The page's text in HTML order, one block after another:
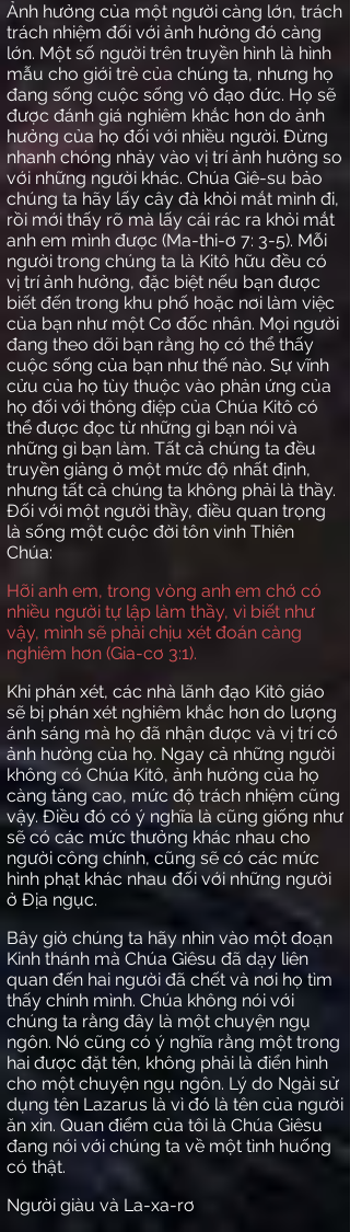
Ảnh hưởng của một người càng lớn, trách
trách nhiệm đối với ảnh hưởng đó càng
lớn. Một số người trên truyền hình là hình
mẫu cho giới trẻ của chúng ta, nhưng họ
đang sống cuộc sống vô đạo đức. Họ sẽ
được đánh giá nghiêm khắc hơn do ảnh
hưởng của họ đối với nhiều người. Đừng
nhanh chóng nhảy vào vị trí ảnh hưởng so
với những người khác. Chúa Giê-su bảo
chúng ta hãy lấy cây đà khỏi mắt mình đi,
rồi mới thấy rõ mà lấy cái rác ra khỏi mắt
anh em mình được (Ma-thi-ơ 7: 3-5). Mỗi
người trong chúng ta là Kitô hữu đều có
vị trí ảnh hưởng, đặc biệt nếu bạn được
biết đến trong khu phố hoặc nơi làm việc
của bạn như một Cơ đốc nhân. Mọi người
đang theo dõi bạn rằng họ có thể thấy
cuộc sống của bạn như thế nào. Sự vĩnh
cửu của họ tùy thuộc vào phản ứng của
họ đối với thông điệp của Chúa Kitô có
thể được đọc từ những gì bạn nói và
những gì bạn làm. Tất cả chúng ta đều
truyền giảng ở một mức độ nhất định,
nhưng tất cả chúng ta không phải là thầy.
Đối với một người thầy, điều quan trọng
là sống một cuộc đời tôn vinh Thiên
Chúa:
Hỡi anh em, trong vòng anh em chớ có
nhiều người tự lập làm thầy, vì biết như
vậy, mình sẽ phải chịu xét đoán càng
nghiêm hơn (Gia-cơ 3:1).
Khi phán xét, các nhà lãnh đạo Kitô giáo
sẽ bị phán xét nghiêm khắc hơn do lượng
ánh sáng mà họ đã nhận được và vị trí có
ảnh hưởng của họ. Ngay cả những người
không có Chúa Kitô, ảnh hưởng của họ
càng tăng cao, mức độ trách nhiệm cũng
vậy. Điều đó có ý nghĩa là cũng giống như
sẽ có các mức thưởng khác nhau cho
người công chính, cũng sẽ có các mức
hình phạt khác nhau đối với những người
ở Địa ngục.
Bây giờ chúng ta hãy nhìn vào một đoạn
Kinh thánh mà Chúa Giêsu đã dạy liên
quan đến hai người đã chết và nơi họ tìm
thấy chính mình. Chúa không nói với
chúng ta rằng đây là một chuyện ngụ
ngôn. Nó cũng có ý nghĩa rằng một trong
hai được đặt tên, không phải là điển hình
cho một chuyện ngụ ngôn. Lý do Ngài sử
dụng tên Lazarus là vì đó là tên của người
ăn xin. Quan điểm của tôi là Chúa Giêsu
đang nói với chúng ta về một tình huống
có thật.
Người giàu và La-xa-rơ